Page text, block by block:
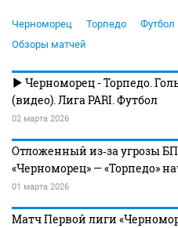
Черноморец Торпедо Футбол
Обзоры матчей
Черноморец - Торпедо.
(видео). Лига PARI. Футбол
02 марта 2026
Отложенный из‑за угрозы
«Черноморец» — «Торпедо»
01 марта 2026
Матч Первой лиги